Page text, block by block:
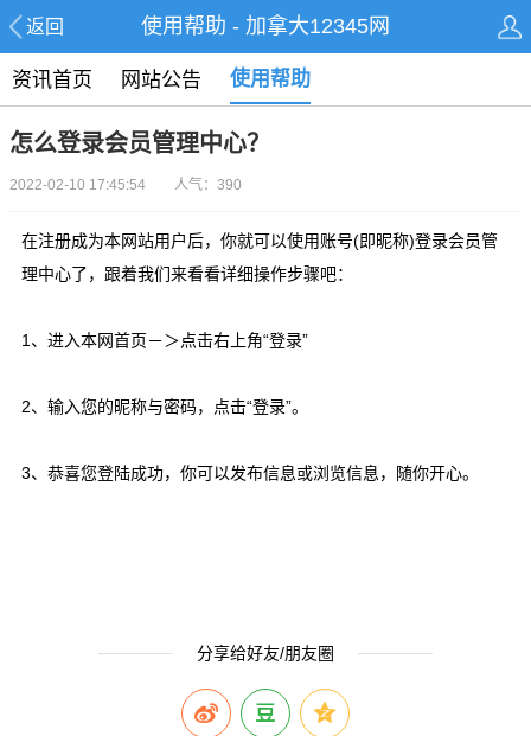
返回 使用帮助 - 加拿大12345网
资讯首页 网站公告 使用帮助
怎么登录会员管理中心？
2022-02-10 17:45:54 人气：390
在注册成为本网站用户后，你就可以使用账号(即昵称)登录会员管
理中心了，跟着我们来看看详细操作步骤吧：
1、进入本网首页－＞点击右上角“登录”
2、输入您的昵称与密码，点击“登录”。
3、恭喜您登陆成功，你可以发布信息或浏览信息，随你开心。
分享给好友/朋友圈